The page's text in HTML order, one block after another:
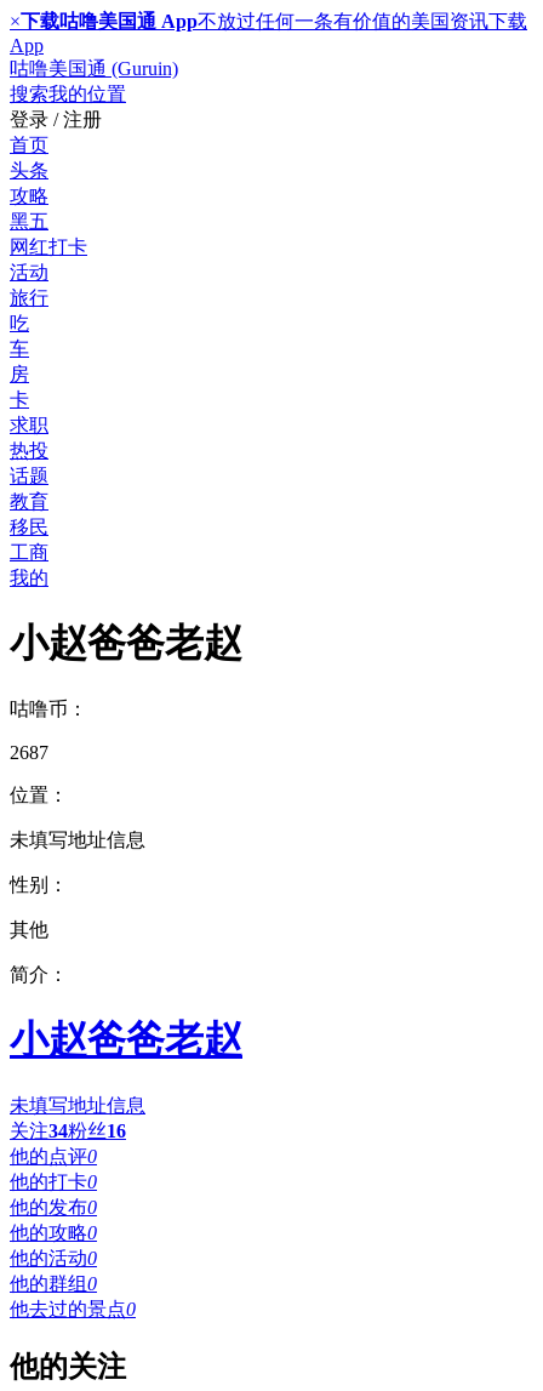
×下载咕噜美国通 App不放过任何一条有价值的美国资讯下载
App
咕噜美国通 (Guruin)
搜索我的位置
登录 / 注册
首页
头条
攻略
黑五
网红打卡
活动
旅行
吃
车
房
卡
求职
热投
话题
教育
移民
工商
我的
小赵爸爸老赵
咕噜币：
2687
位置：
未填写地址信息
性别：
其他
简介：
小赵爸爸老赵
未填写地址信息
关注34粉丝16
他的点评0
他的打卡0
他的发布0
他的攻略0
他的活动0
他的群组0
他去过的景点0
他的关注